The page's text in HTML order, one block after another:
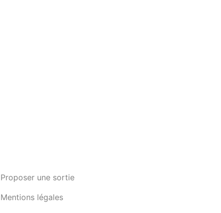
Proposer une sortie
Mentions légales